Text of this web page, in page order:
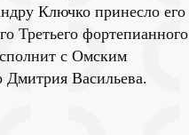
Ключко принесло его
Третьего фортепианного
с Омским
Дмитрия Васильева.